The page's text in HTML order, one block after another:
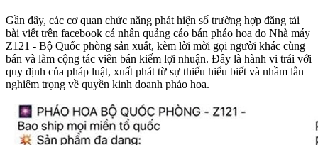
Gần đây, các cơ quan chức năng phát hiện số trường hợp đăng tải
bài viết trên facebook cá nhân quảng cáo bán pháo hoa do Nhà máy
Z121 - Bộ Quốc phòng sản xuất, kèm lời mời gọi người khác cùng
bán và làm cộng tác viên bán kiếm lợi nhuận. Đây là hành vi trái với
quy định của pháp luật, xuất phát từ sự thiếu hiểu biết và nhầm lẫn
nghiêm trọng về quyền kinh doanh pháo hoa.